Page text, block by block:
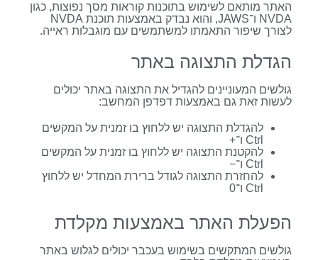
האתר מותאם לשימוש בתוכנות קוראות מסך נפוצות, כגון
NVDA ו־JAWS, והוא נבדק באמצעות תוכנת NVDA
לצורך שיפור התאמתו למשתמשים עם מוגבלות ראייה.
הגדלת התצוגה באתר
גולשים המעוניינים להגדיל את התצוגה באתר יכולים
לעשות זאת גם באמצעות דפדפן המחשב:
להגדלת התצוגה יש ללחוץ בו זמנית על המקשים
Ctrl ו־+
להקטנת התצוגה יש ללחוץ בו זמנית על המקשים
Ctrl ו־−
להחזרת התצוגה לגודל ברירת המחדל יש ללחוץ
Ctrl ו־0
הפעלת האתר באמצעות מקלדת
גולשים המתקשים בשימוש בעכבר יכולים לגלוש באתר